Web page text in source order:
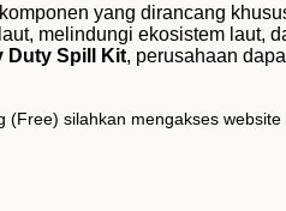
yang dirancang
melindungi ekosistem laut,
Duty Spill Kit, perusahaan
silahkan mengakses website